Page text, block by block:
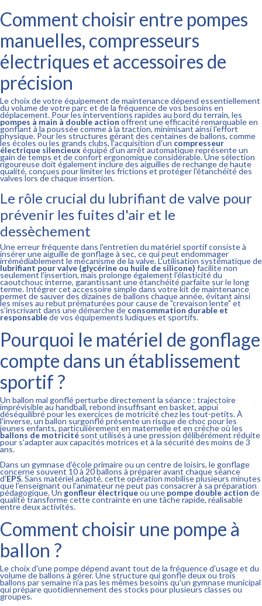
Comment choisir entre pompes
manuelles, compresseurs
électriques et accessoires de
précision
Le choix de votre équipement de maintenance dépend essentiellement
du volume de votre parc et de la fréquence de vos besoins en
déplacement. Pour les interventions rapides au bord du terrain, les
pompes à main à double action offrent une efficacité remarquable en
gonflant à la poussée comme à la traction, minimisant ainsi l'effort
physique. Pour les structures gérant des centaines de ballons, comme
les écoles ou les grands clubs, l'acquisition d'un compresseur
électrique silencieux équipé d'un arrêt automatique représente un
gain de temps et de confort ergonomique considérable. Une sélection
rigoureuse doit également inclure des aiguilles de rechange de haute
qualité, conçues pour limiter les frictions et protéger l'étanchéité des
valves lors de chaque insertion.
Le rôle crucial du lubrifiant de valve pour
prévenir les fuites d'air et le
dessèchement
Une erreur fréquente dans l'entretien du matériel sportif consiste à
insérer une aiguille de gonflage à sec, ce qui peut endommager
irrémédiablement le mécanisme de la valve. L'utilisation systématique de
lubrifiant pour valve (glycérine ou huile de silicone) facilite non
seulement l'insertion, mais prolonge également l'élasticité du
caoutchouc interne, garantissant une étanchéité parfaite sur le long
terme. Intégrer cet accessoire simple dans votre kit de maintenance
permet de sauver des dizaines de ballons chaque année, évitant ainsi
les mises au rebut prématurées pour cause de "crevaison lente" et
s'inscrivant dans une démarche de consommation durable et
responsablede vos équipements ludiques et sportifs.
Pourquoi le matériel de gonflage
compte dans un établissement
sportif ?
Un ballon mal gonflé perturbe directement la séance : trajectoire
imprévisible au handball, rebond insuffisant en basket, appui
déséquilibré pour les exercices de motricité chez les tout-petits. À
l'inverse, un ballon surgonflé présente un risque de choc pour les
jeunes enfants, particulièrement en maternelle et en crèche où les
ballons de motricité sont utilisés à une pression délibérément réduite
pour s'adapter aux capacités motrices et à la sécurité des moins de 3
ans.
Dans un gymnase d'école primaire ou un centre de loisirs, le gonflage
concerne souvent 10 à 20 ballons à préparer avant chaque séance
d'EPS. Sans matériel adapté, cette opération mobilise plusieurs minutes
que l'enseignant ou l'animateur ne peut pas consacrer à sa préparation
pédagogique. Un gonfleur électriqueou une pompe double action de
qualité transforme cette contrainte en une tâche rapide, réalisable
entre deux activités.
Comment choisir une pompe à
ballon ?
Le choix d'une pompe dépend avant tout de la fréquence d'usage et du
volume de ballons à gérer. Une structure qui gonfle deux ou trois
ballons par semaine n'a pas les mêmes besoins qu'un gymnase municipal
qui prépare quotidiennement des stocks pour plusieurs classes ou
groupes.